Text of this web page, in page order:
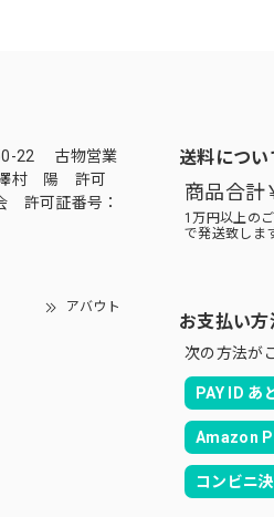
22 古物営業
澤村 陽 許可
許可証番号：
アバウト
送料につい
商品合計
1万円以上の
で発送致しま
お支払い
次の方法が
PAY ID あ
Amazon
コンビニ